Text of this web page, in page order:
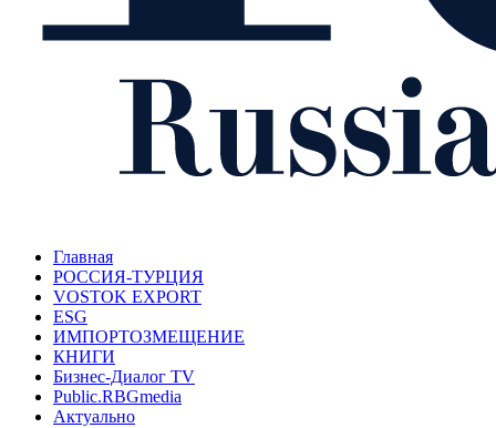
Главная
РОССИЯ-ТУРЦИЯ
VOSTOK EXPORT
ESG
ИМПОРТОЗМЕЩЕНИЕ
КНИГИ
Бизнес-Диалог TV
Public.RBGmedia
Актуально